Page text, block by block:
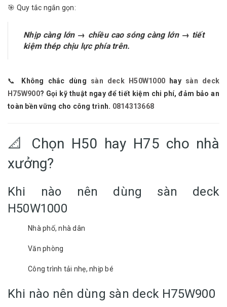
🎯 Quy tắc ngắn gọn:
Nhịp càng lớn → chiều cao sóng càng lớn → tiết
kiệm thép chịu lực phía trên.
📞 Không chắc dùng sàn deck H50W1000 hay sàn deck
H75W900? Gọi kỹ thuật ngay để tiết kiệm chi phí, đảm bảo an
toàn bền vững cho công trình. 0814313668
📐 Chọn H50 hay H75 cho nhà
xưởng?
Khi nào nên dùng sàn deck
H50W1000
Nhà phố, nhà dân
Văn phòng
Công trình tải nhẹ, nhịp bé
Khi nào nên dùng sàn deck H75W900